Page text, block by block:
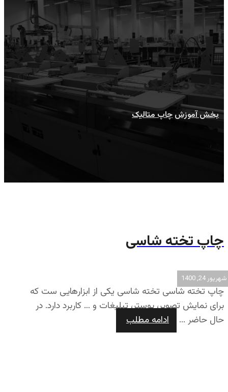
چاپ متالیک
بخش آموزش چاپ متالیک
چاپ تخته شاسی
شهریور 24, 1400
چاپ تخته شاسی تخته شاسی یکی از ابزارهایی ست که
برای نمایش تصویر، پوستر، تبلیغات و … کاربرد دارد. در
حال حاضر ...
ادامه مطلب